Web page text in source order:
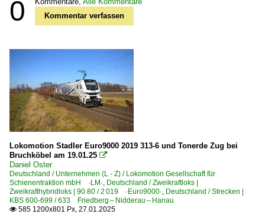
0
Kommentar verfassen
Lokomotion Stadler Euro9000 2019 313-6 und Tonerde Zug bei
Bruchköbel am 19.01.25 
Daniel Oster
Deutschland / Unternehmen (L - Z) / Lokomotion Gesellschaft für
Schienentraktion mbH ·LM·, Deutschland / Zweikraftloks |
Zweikrafthybridloks | 90 80 / 2 019 ·Euro9000·, Deutschland / Strecken |
KBS 600-699 / 633 Friedberg – Nidderau – Hanau
 585 1200x801 Px, 27.01.2025